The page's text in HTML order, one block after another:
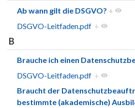
Ab wann gilt die DSGVO? +
DSGVO-Leitfaden.pdf +
B
Brauche ich einen
DSGVO-Leitfaden.pdf +
Braucht der
bestimmte (akademische)